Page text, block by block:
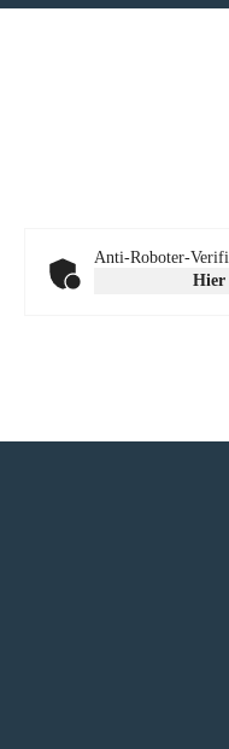
Anti-Roboter-
Hier